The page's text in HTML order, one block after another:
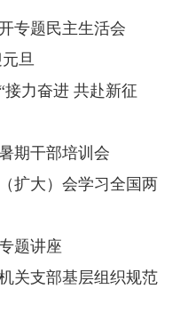
专题民主生活会
旦
接力奋进 共赴新征
期干部培训会
扩大）会学习全国两
题讲座
关支部基层组织规范